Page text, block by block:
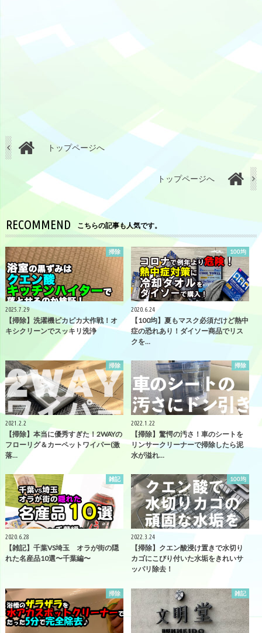
トップページへ
トップページへ
RECOMMEND こちらの記事も人気です。
掃除
2025.7.29
【掃除】洗濯機ピカピカ大作戦！オ
キシクリーンでスッキリ洗浄
100均
2020.6.24
【100均】夏もマスク必須だけど熱中
症の恐れあり！ダイソー商品でリス
クを…
掃除
2021.2.2
【掃除】本当に優秀すぎた！2WAYの
フローリグ＆カーペットワイパー(激
落…
掃除
2022.1.22
【掃除】驚愕の汚さ！車のシートを
リンサークリーナーで掃除したら泥
水が溢れ…
雑記
2020.6.28
【雑記】千葉VS埼玉 オラが街の隠
れた名産品10選〜千葉編〜
100均
2022.3.24
【掃除】クエン酸浸け置きで水切り
カゴにこびり付いた水垢をきれいサ
ッパリ除去！
掃除 雑記